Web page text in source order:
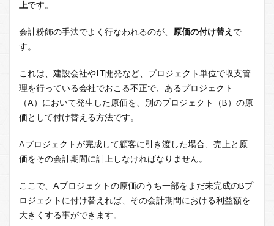
上です。
会計粉飾の手法でよく行なわれるのが、 原価の付け替え で
す。
これは、建設会社やIT開発など、プロジェクト単位で収支管
理を行っている会社でおこる不正で、あるプロジェクト
（A）において発生した原価を、別のプロジェクト（B）の原
価として付け替える方法です。
Aプロジェクトが完成して顧客に引き渡した場合、売上と原
価をその会計期間に計上しなければなりません。
ここで、Aプロジェクトの原価のうち一部をまだ未完成のBプ
ロジェクトに付け替えれば、その会計期間における利益額を
大きくする事ができます。